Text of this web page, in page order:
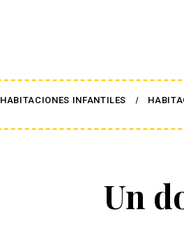
HABITACIONES INFANTILES
Un